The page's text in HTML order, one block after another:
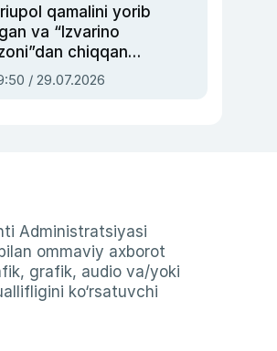
qamalini yorib
va “Izvarino
chiqqan
— Ukraina
bosh
/ 29.07.2026
Administratsiyasi
ommaviy axborot
grafik, audio va/yoki
ko‘rsatuvchi